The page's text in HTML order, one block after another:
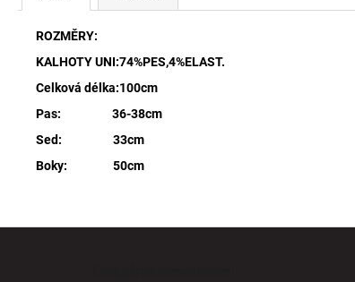
ROZMĚRY:
KALHOTY UNI:74%PES,4%ELAST.
Celková délka:100cm
Pas: 36-38cm
Sed: 33cm
Boky: 50cm